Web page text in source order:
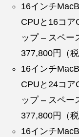
16インチ
CPUと16コア
ップ – スペー
377,800円（税
16インチ
CPUと24コア
ップ – スペー
377,800円（税
16インチ